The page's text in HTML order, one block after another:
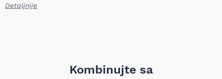
Tip: pričvršćen šrafovima / izvedba: filter sa navojem
Broj namotaja po inču: 12UNF
Težina: 0,62 kg
Detaljnije
Kombinujte sa